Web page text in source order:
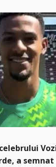
a semnat